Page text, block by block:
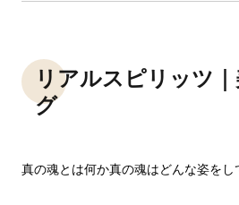
リアルスピリッツ
グ
真の魂とは何か真の魂はどんな姿をし